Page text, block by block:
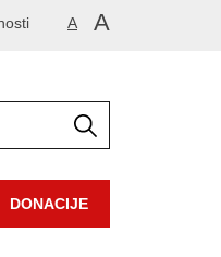
A A
DONACIJE